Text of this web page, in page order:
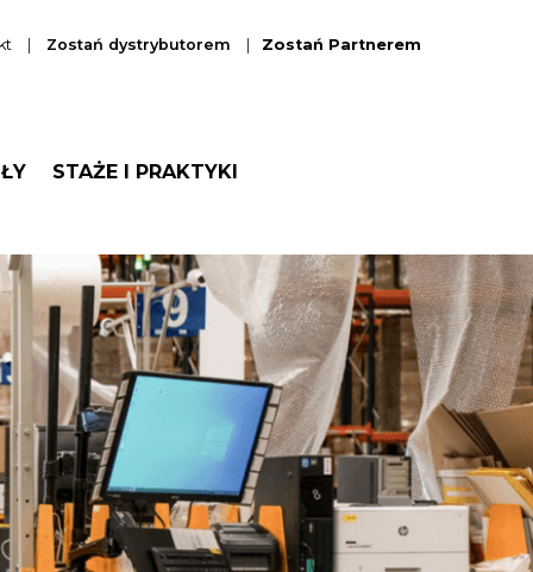
Zostań dystrybutorem Zostań Partnerem
STAŻE I PRAKTYKI